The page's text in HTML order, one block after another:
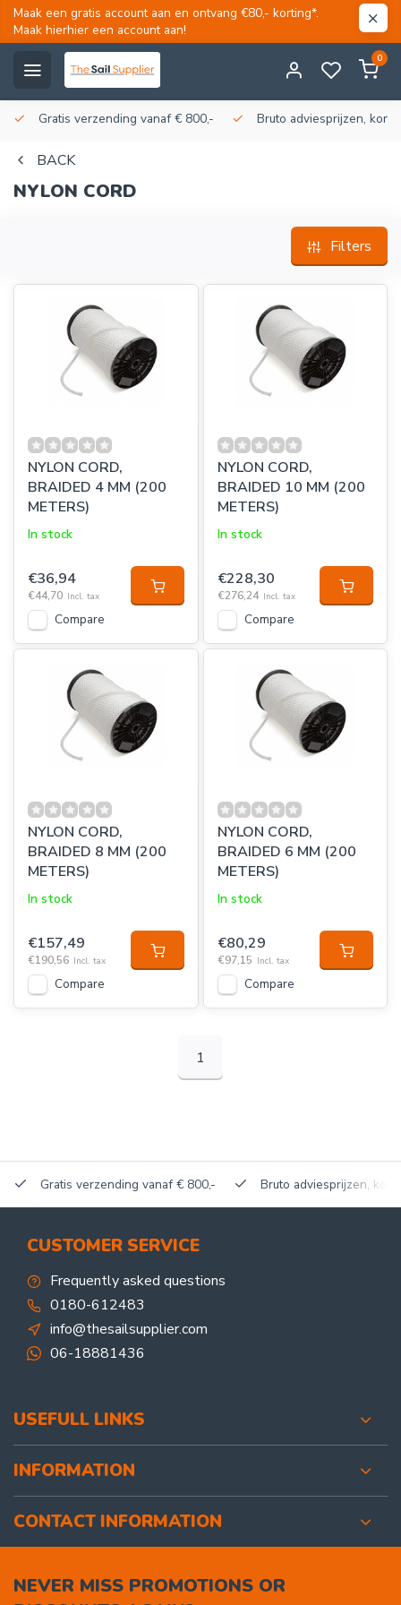
Maak een gratis account aan en ontvang €80,- korting*.
Maak hierhier een account aan!
0
Gratis verzending vanaf € 800,- Bruto adviesprijzen,
BACK
NYLON CORD
Filters
NYLON CORD,
BRAIDED 4 MM (200
METERS)
In stock
€36,94
€44,70 Incl. tax
Compare
NYLON CORD,
BRAIDED 10 MM (200
METERS)
In stock
€228,30
€276,24 Incl. tax
Compare
NYLON CORD,
BRAIDED 8 MM (200
METERS)
In stock
€157,49
€190,56 Incl. tax
Compare
NYLON CORD,
BRAIDED 6 MM (200
METERS)
In stock
€80,29
€97,15 Incl. tax
Compare
1
Gratis verzending vanaf € 800,- Bruto adviesprijzen,
CUSTOMER SERVICE
Frequently asked questions
0180-612483
info@thesailsupplier.com
06-18881436
USEFULL LINKS
INFORMATION
CONTACT INFORMATION
NEVER MISS PROMOTIONS OR